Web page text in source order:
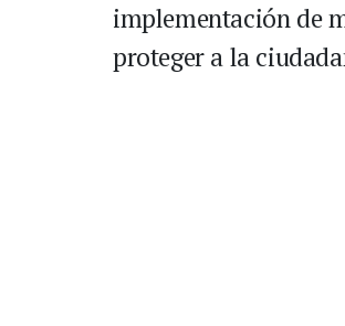
implementación de
proteger a la